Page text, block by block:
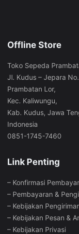
Offline Store
Toko Sepeda
Jl. Kudus – Jepara
Prambatan Lor,
Kec. Kaliwungu,
Kab. Kudus, Jawa
Indonesia
0851-1745-7460
Link Penting
– Konfirmasi
– Pembayaran &
– Kebijakan
– Kebijakan Pesan &
– Kebijakan Privasi